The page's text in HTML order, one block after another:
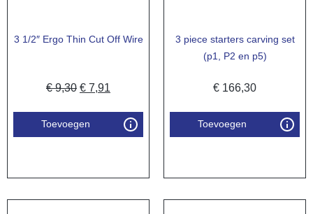
3 1/2″ Ergo Thin Cut Off Wire
€9,30 € 7,91
Toevoegen
3 piece starters carving set
(p1, P2 en p5)
€ 166,30
Toevoegen